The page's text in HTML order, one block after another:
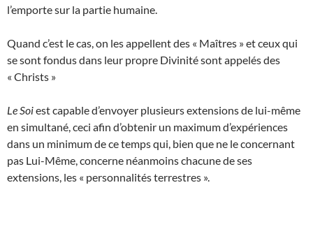
l’emporte sur la partie humaine.
Quand c’est le cas, on les appellent des « Maîtres » et ceux qui
se sont fondus dans leur propre Divinité sont appelés des
« Christs »
Le Soiest capable d’envoyer plusieurs extensions de lui-même
en simultané, ceci afin d’obtenir un maximum d’expériences
dans un minimum de ce temps qui, bien que ne le concernant
pas Lui-Même, concerne néanmoins chacune de ses
extensions, les « personnalités terrestres ».